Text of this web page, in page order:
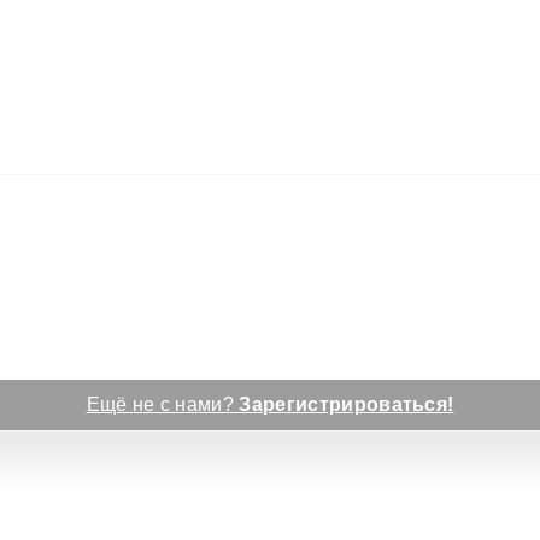
Ещё не с нами?Зарегистрироваться!